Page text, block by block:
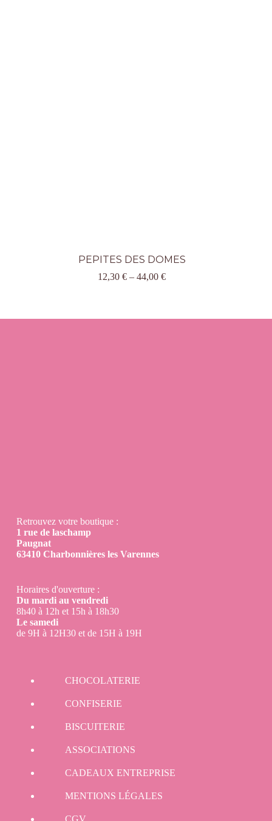
PEPITES DES DOMES
12,30€ –44,00€
Retrouvez votre boutique :
1 rue de laschamp
Paugnat
63410 Charbonnières les Varennes
Horaires d'ouverture :
Du mardi au vendredi
8h40 à 12h et 15h à 18h30
Le samedi
de 9H à 12H30 et de 15H à 19H
CHOCOLATERIE
CONFISERIE
BISCUITERIE
ASSOCIATIONS
CADEAUX ENTREPRISE
MENTIONS LÉGALES